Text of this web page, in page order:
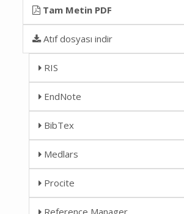
Tam Metin PDF
Atıf dosyası indir
RIS
EndNote
BibTex
Medlars
Procite
Reference Manager